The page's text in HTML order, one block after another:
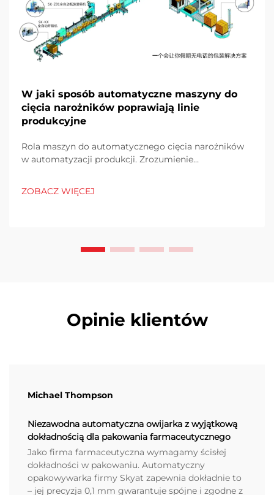
W jaki sposób automatyczne maszyny do
cięcia narożników poprawiają linie
produkcyjne
Rola maszyn do automatycznego cięcia narożników
w automatyzacji produkcji. Zrozumienie
było wykonywane ręcznie. Dzisiejsze fabryki działają
ZOBACZ WIĘCEJ
Opinie klientów
Michael Thompson
Niezawodna automatyczna owijarka z wyjątkową
dokładnością dla pakowania farmaceutycznego
Jako firma farmaceutyczna wymagamy ścisłej
dokładności w pakowaniu. Automatyczny
opakowywarka firmy Skyat zapewnia dokładnie to
– jej precyzja 0,1 mm gwarantuje spójne i zgodne z